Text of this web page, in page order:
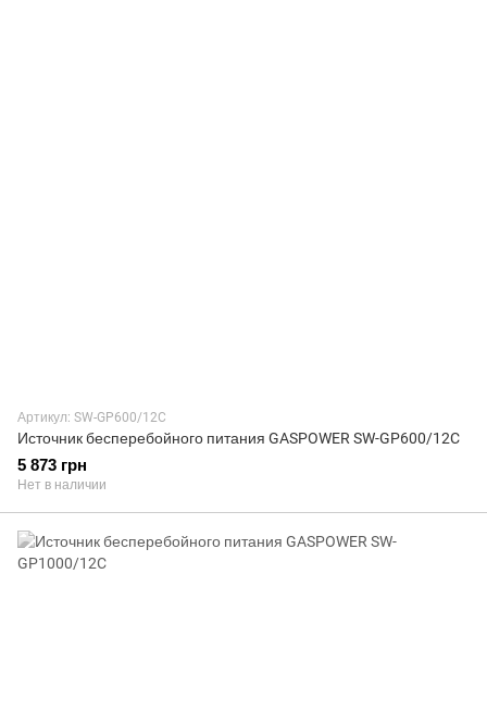
Артикул: SW-GP600/12C
Источник бесперебойного питания GASPOWER SW-GP600/12C
5 873 грн
Нет в наличии